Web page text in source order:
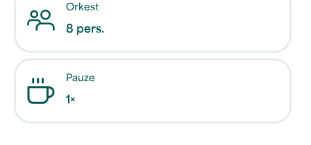
Orkest
8 pers.
Pauze
1×